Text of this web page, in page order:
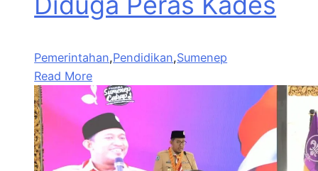
Pemerintahan,Pendidikan,Sumenep
Read More